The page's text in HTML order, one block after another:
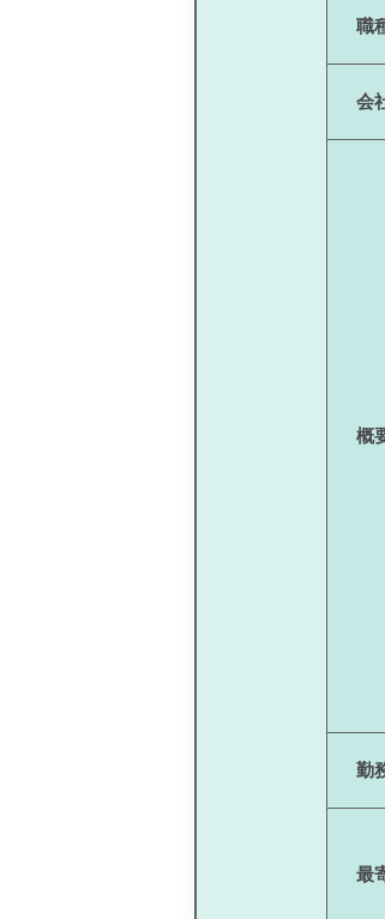
職
会
概
勤
最